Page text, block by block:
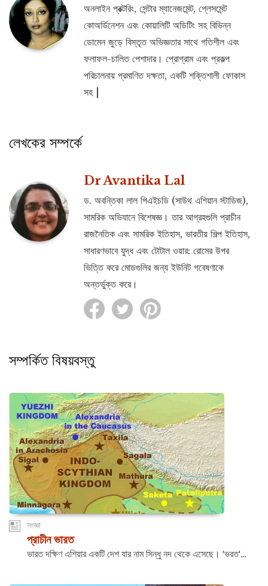
অনলাইন প্রক্টরিং, সেন্টার ম্যানেজমেন্ট, প্লেসমেন্ট
কোঅর্ডিনেশন এবং কোয়ালিটি অডিটিং সহ বিভিন্ন
ডোমেন জুড়ে বিস্তৃত অভিজ্ঞতার সাথে গতিশীল এবং
ফলাফল-চালিত পেশাদার। প্রোগ্রাম এবং প্রকল্প
পরিচালনায় প্রমাণিত দক্ষতা, একটি শক্তিশালী ফোকাস
সহ |
লেখকের সম্পর্কে
Dr Avantika Lal
ড. অবন্তিকা লাল পিএইচডি (সাউথ এশিয়ান স্টাডিজ),
সামরিক অভিযানে বিশেষজ্ঞ। তার আগ্রহগুলি প্রাচীন
রাজনৈতিক এবং সামরিক ইতিহাস, ভারতীয় শিল্প ইতিহাস,
সাধারণভাবে যুদ্ধ এবং টোটাল ওয়ার: রোমের উপর
ভিত্তি করে মোডগুলির জন্য ইউনিট গবেষণাকে
অন্তর্ভুক্ত করে।
সম্পর্কিত বিষয়বস্তু
সংজ্ঞা
প্রাচীন ভারত
ভারত দক্ষিণ এশিয়ার একটি দেশ যার নাম সিন্ধু নদ থেকে এসেছে। 'ভরত'...